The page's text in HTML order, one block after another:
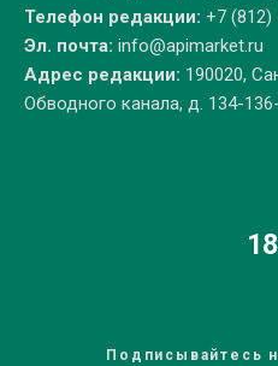
Телефон редакции: +7 (812)
Эл. почта: info@apimarket.ru
Адрес редакции: 190020,
Обводного канала, д. 134-
Подписывайтесь